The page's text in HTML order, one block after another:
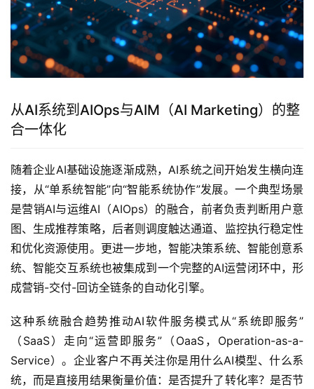
从AI系统到AIOps与AIM（AI Marketing）的整
合一体化
随着企业AI基础设施逐渐成熟，AI系统之间开始发生横向连
接，从“单系统智能”向“智能系统协作”发展。一个典型场景
是营销AI与运维AI（AIOps）的融合，前者负责判断用户意
图、生成推荐策略，后者则调度触达通道、监控执行稳定性
和优化资源使用。更进一步地，智能决策系统、智能创意系
统、智能交互系统也被集成到一个完整的AI运营闭环中，形
成营销-交付-回访全链条的自动化引擎。
这种系统融合趋势推动AI软件服务模式从“系统即服务”
（SaaS）走向“运营即服务”（OaaS，Operation-as-a-
Service）。企业客户不再关注你是用什么AI模型、什么系
统，而是直接用结果衡量价值：是否提升了转化率？是否节